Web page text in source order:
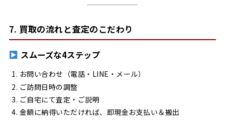
7. 買取の流れと査定のこだわり
スムーズな4ステップ
お問い合わせ（電話・LINE・メール）
ご訪問日時の調整
ご自宅にて査定・ご説明
金額に納得いただければ、即現金お支払い＆搬出